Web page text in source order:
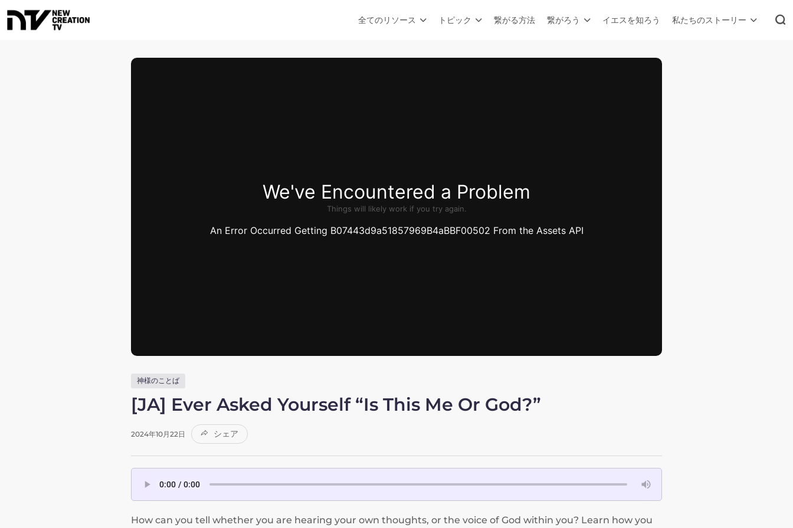
全てのリソース トピック 繋がる方法 繋がろう イエスを知ろう 私たちのストーリー
神様のことば
[JA] Ever Asked Yourself “Is This Me Or God?”
2024年10月22日 シェア
How can you tell whether you are hearing your own thoughts, or the voice of God within you? Learn how you